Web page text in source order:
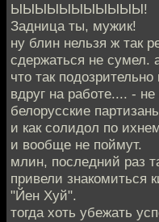
ЫЫЫЫЫЫЫЫЫЫЫ!
Задница ты, мужик!
ну блин нельзя ж так
сдержаться не
что так
вдруг на работе.... -
белорусские
и как солидол по
и вообще не поймут.
млин, последний раз
привели знакомиться
"Йен Хуй".
тогда хоть убежать